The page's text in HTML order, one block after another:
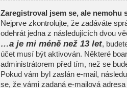
Zaregistroval jsem se, ale nemohu
Nejprve zkontrolujte, že zadáváte
odehrát jedna z následujících dvou
…a je mi méně než 13 let,
účet musí být aktivován. Některé
administrátorem před tím, než se
Pokud vám byl zaslán e-mail,
se, že vámi zadaná e-mailová